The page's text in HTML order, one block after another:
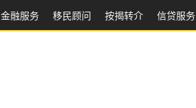
金融服务 移民顾问 按揭转介 信贷服务